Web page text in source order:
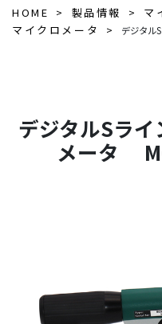
HOME 製品情報
マ
マイクロメータ
デジタル
デジタルSラ
メータ